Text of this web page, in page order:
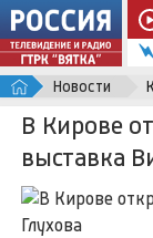
Новости
В Кирове
выставка